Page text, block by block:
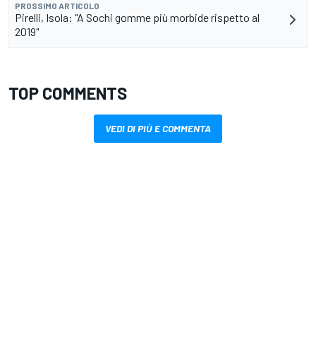
PROSSIMO ARTICOLO
Pirelli, Isola: "A Sochi gomme più morbide rispetto al
2019"
TOP COMMENTS
VEDI DI PIÙ E COMMENTA